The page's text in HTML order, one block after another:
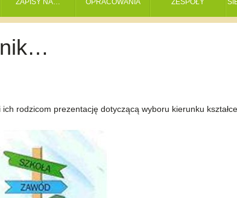
ZAPISY NA… OPRACOWANIA ZESPOŁY
rodzicom prezentację dotyczącą wyboru kierunku